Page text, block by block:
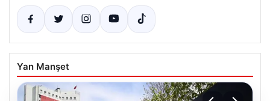
Yan Manşet